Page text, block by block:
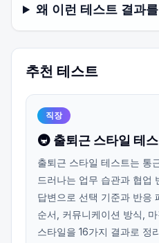
왜 이런 테스트 결과
추천 테스트
직장
🚇 출퇴근 스타일 테
출퇴근 스타일 테스트는 통
드러나는 업무 습관과 협업
답변으로 선택 기준과 반응
순서, 커뮤니케이션 방식,
스타일을 16가지 결과로 정